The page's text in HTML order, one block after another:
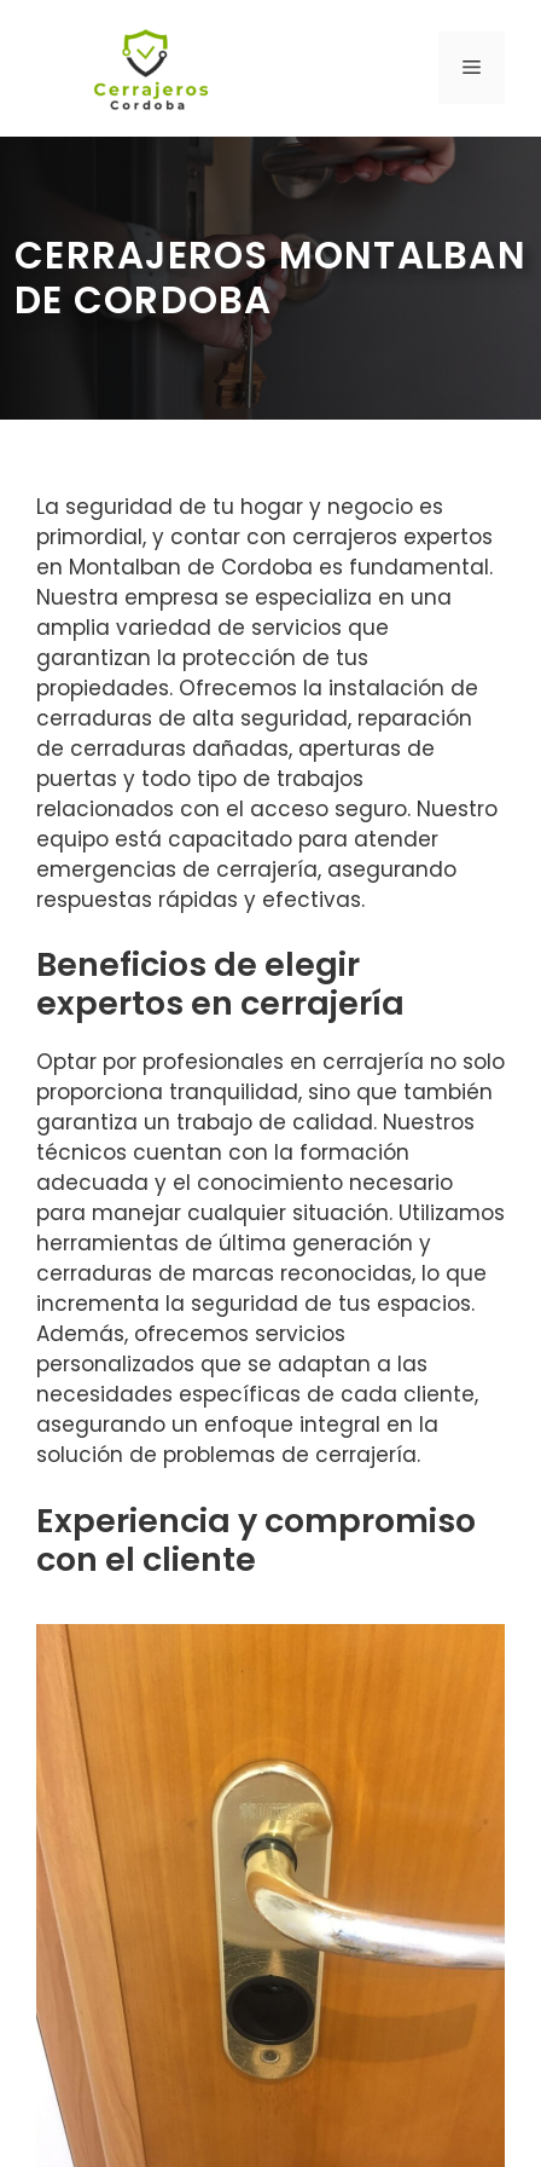
MENÚ
CERRAJEROS MONTALBAN
DE CORDOBA
La seguridad de tu hogar y negocio es
primordial, y contar con cerrajeros expertos
en Montalban de Cordoba es fundamental.
Nuestra empresa se especializa en una
amplia variedad de servicios que
garantizan la protección de tus
propiedades. Ofrecemos la instalación de
cerraduras de alta seguridad, reparación
de cerraduras dañadas, aperturas de
puertas y todo tipo de trabajos
relacionados con el acceso seguro. Nuestro
equipo está capacitado para atender
emergencias de cerrajería, asegurando
respuestas rápidas y efectivas.
Beneficios de elegir
expertos en cerrajería
Optar por profesionales en cerrajería no solo
proporciona tranquilidad, sino que también
garantiza un trabajo de calidad. Nuestros
técnicos cuentan con la formación
adecuada y el conocimiento necesario
para manejar cualquier situación. Utilizamos
herramientas de última generación y
cerraduras de marcas reconocidas, lo que
incrementa la seguridad de tus espacios.
Además, ofrecemos servicios
personalizados que se adaptan a las
necesidades específicas de cada cliente,
asegurando un enfoque integral en la
solución de problemas de cerrajería.
Experiencia y compromiso
con el cliente